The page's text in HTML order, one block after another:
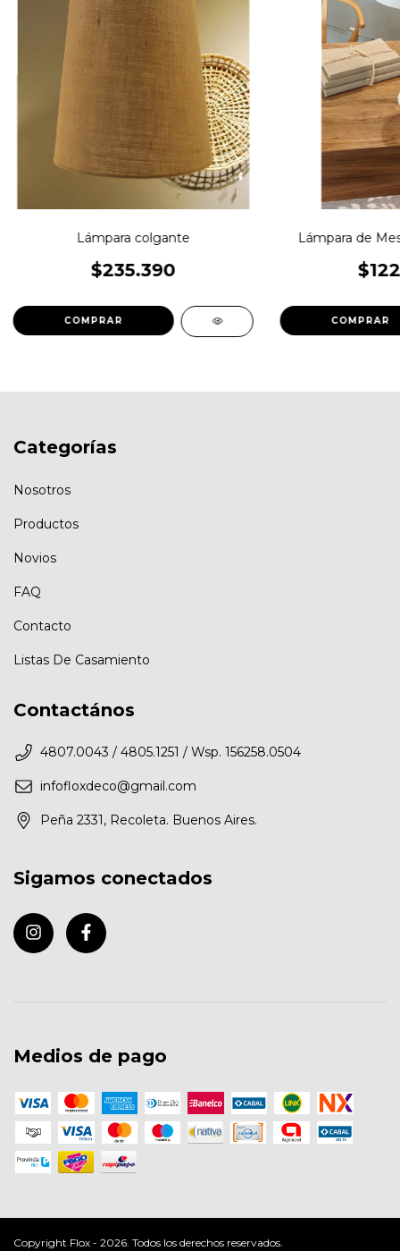
Lámpara colgante
$235.390
Lámpara de
Categorías
Nosotros
Productos
Novios
FAQ
Contacto
Listas De Casamiento
Contactános
4807.0043 / 4805.1251 / Wsp. 156258.0504
infofloxdeco@gmail.com
Peña 2331, Recoleta. Buenos Aires.
Sigamos conectados
Medios de pago
Copyright Flox - 2026. Todos los derechos reservados.